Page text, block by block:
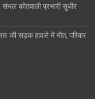
संभल कोतवाली प्रभारी सुधीर
की सड़क हादसे में मौत, परिवार